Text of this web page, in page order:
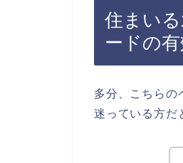
住まい
ードの有
多分、こちらの
迷っている方だ